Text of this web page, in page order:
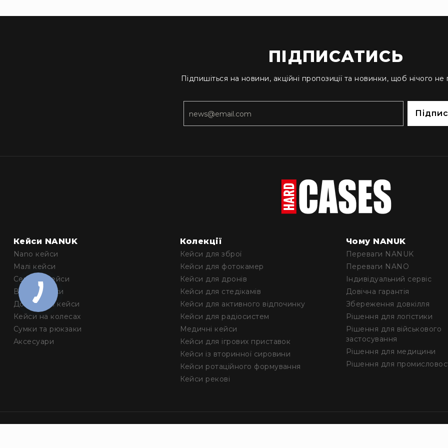
ПІДПИСАТИСЬ
Підпишіться на новини, акційні пропозиції та новинки, щоб нічого
Кейси NANUK
Nano кейси
Малі кейси
Середні кейси
Великі кейси
Довгомірні кейси
Кейси на колесах
Сумки та рюкзаки
Аксесуари
Колекції
Кейси для зброї
Кейси для фотокамер
Кейси для дронів
Кейси для стедікамів
Кейси для активного відпочинку
Кейси для радіосистем
Медичні кейси
Кейси для ігрових приставок
Кейси із вторинної сировини
Кейси ротаційного формування
Кейси рекові
Чому NANUK
Переваги NANUK
Переваги NANO
Iндивідуальний сервіс
Довічна гарантія
Збереження довкілля
Рішення для логістики
Рішення для військового
застосування
Рішення для медицини
Рішення для